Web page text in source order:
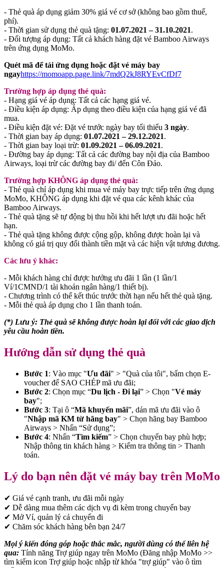
- Thẻ quà áp dụng giảm 30% giá vé cơ sở (không bao gồm thuế,
phí).
- Thời gian sử dụng thẻ quà tặng: 01.07.2021 – 31.10.2021.
- Đối tượng áp dụng: Tất cả khách hàng đặt vé Bamboo Airways
trên ứng dụng MoMo.
Quét mã để tải ứng dụng hoặc đặt vé máy bay
ngayhttps://momoapp.page.link/7mdQ2kJ8RYEvCfDf7
Trường hợp áp dụng thẻ quà:
- Hạng giá vé áp dụng: Tất cả các hạng giá vé.
- Điều kiện áp dụng: Áp dụng theo điều kiện của hạng giá vé đã
mua.
- Điều kiện đặt vé: Đặt vé trước ngày bay tối thiểu 3 ngày.
- Thời gian bay áp dụng: 01.07.2021 – 29.12.2021.
- Thời gian bay loại trừ: 01.09.2021 – 06.09.2021.
- Đường bay áp dụng: Tất cả các đường bay nội địa của Bamboo
Airways, loại trừ các đường bay đi/ đến Côn Đảo.
Trường hợp KHÔNG áp dụng thẻ quà:
- Thẻ quà chỉ áp dụng khi mua vé máy bay trực tiếp trên ứng dụng
MoMo, KHÔNG áp dụng khi đặt vé qua các kênh khác của
Bamboo Airways.
- Thẻ quà tặng sẽ tự động bị thu hồi khi hết lượt ưu đãi hoặc hết
hạn.
- Thẻ quà tặng không được cộng gộp, không được hoàn lại và
không có giá trị quy đổi thành tiền mặt và các hiện vật tương đương.
Các lưu ý khác:
- Mỗi khách hàng chỉ được hưởng ưu đãi 1 lần (1 lần/1
Ví/1CMND/1 tài khoản ngân hàng/1 thiết bị).
- Chương trình có thể kết thúc trước thời hạn nếu hết thẻ quà tặng.
- Mỗi thẻ quà áp dụng cho 1 lần thanh toán.
(*) Lưu ý: Thẻ quà sẽ không được hoàn lại đối với các giao dịch
yêu cầu hoàn tiền.
Hướng dẫn sử dụng thẻ quà
Bước 1: Vào mục "Ưu đãi" > "Quà của tôi", bấm chọn E-
voucher để SAO CHÉP mã ưu đãi;
Bước 2: Chọn mục “Du lịch - Đi lại” > Chọn "Vé máy
bay";
Bước 3: Tại ô “Mã khuyến mãi”, dán mã ưu đãi vào ô
"Nhập mã KM từ hãng bay" > Chọn hãng bay Bamboo
Airways > Nhấn “Sử dụng”;
Bước 4: Nhấn “Tìm kiếm” > Chọn chuyến bay phù hợp;
Nhập thông tin khách hàng > Kiểm tra thông tin > Thanh
toán.
Lý do bạn nên đặt vé máy bay trên MoMo
✔ Giá vé cạnh tranh, ưu đãi mỗi ngày
✔ Dễ dàng mua thêm các dịch vụ đi kèm trong chuyến bay
✔ Mở Ví, quản lý cả chuyến đi
✔ Chăm sóc khách hàng bên bạn 24/7
Mọi ý kiến đóng góp hoặc thắc mắc, người dùng có thể liên hệ
qua: Tính năng Trợ giúp ngay trên MoMo (Đăng nhập MoMo >>
tìm kiếm icon Trợ giúp hoặc nhập từ khóa "trợ giúp" vào ô tìm